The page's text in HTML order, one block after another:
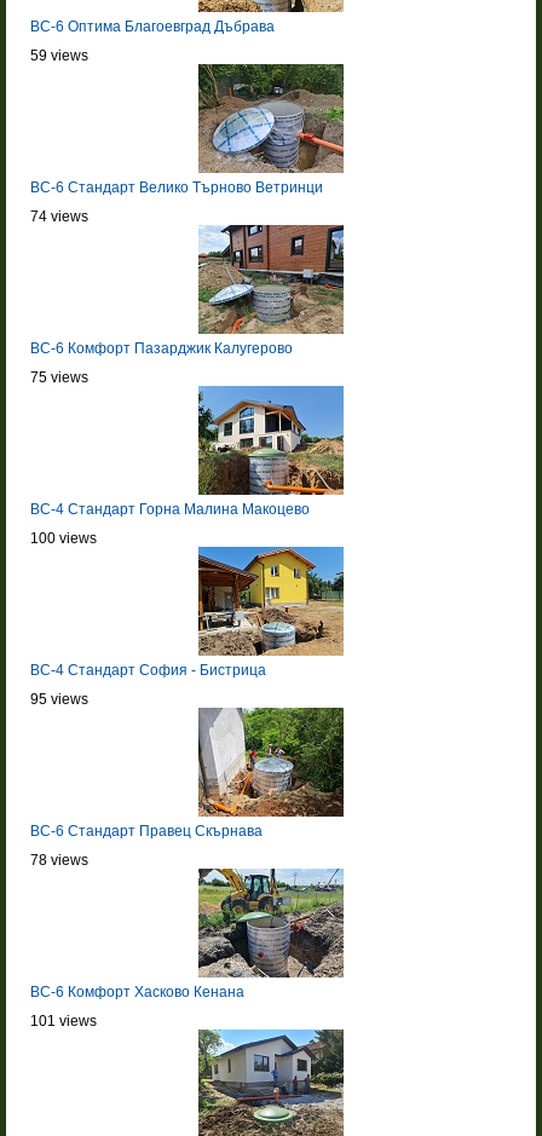
BC-6 Оптима Благоевград Дъбрава
59 views
BC-6 Стандарт Велико Търново Ветринци
74 views
BC-6 Комфорт Пазарджик Калугерово
75 views
BC-4 Стандарт Горна Малина Макоцево
100 views
BC-4 Стандарт София - Бистрица
95 views
BC-6 Стандарт Правец Скърнава
78 views
BC-6 Комфорт Хасково Кенана
101 views